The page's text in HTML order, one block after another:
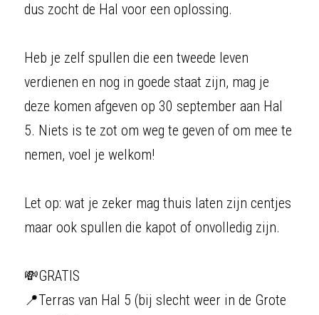
dus zocht de Hal voor een oplossing.
Heb je zelf spullen die een tweede leven
verdienen en nog in goede staat zijn, mag je
deze komen afgeven op 30 september aan Hal
5. Niets is te zot om weg te geven of om mee te
nemen, voel je welkom!
Let op: wat je zeker mag thuis laten zijn centjes
maar ook spullen die kapot of onvolledig zijn.
💸GRATIS
📍Terras van Hal 5 (bij slecht weer in de Grote